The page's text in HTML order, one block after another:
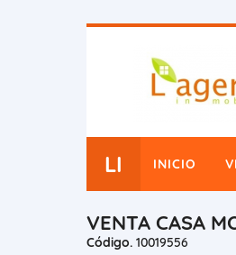
LI INICIO
VENTA CASA
Código. 10019556